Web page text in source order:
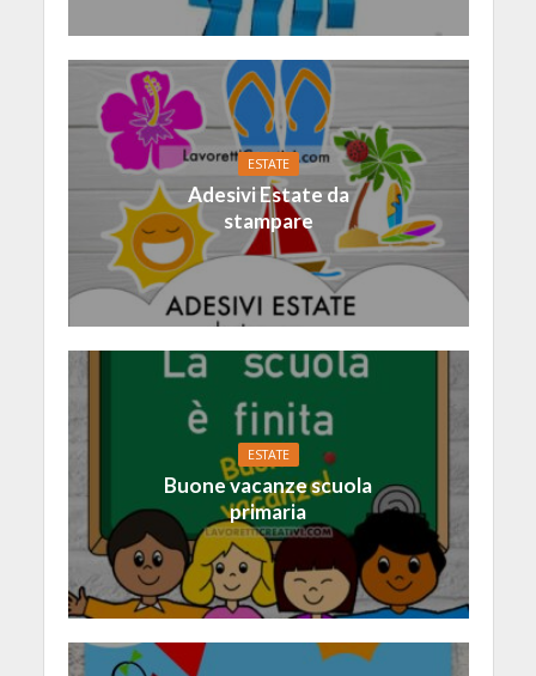
ESTATE
Adesivi Estate da
stampare
ESTATE
Buone vacanze scuola
primaria